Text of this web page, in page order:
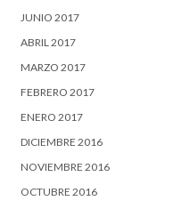
JUNIO 2017
ABRIL 2017
MARZO 2017
FEBRERO 2017
ENERO 2017
DICIEMBRE 2016
NOVIEMBRE 2016
OCTUBRE 2016